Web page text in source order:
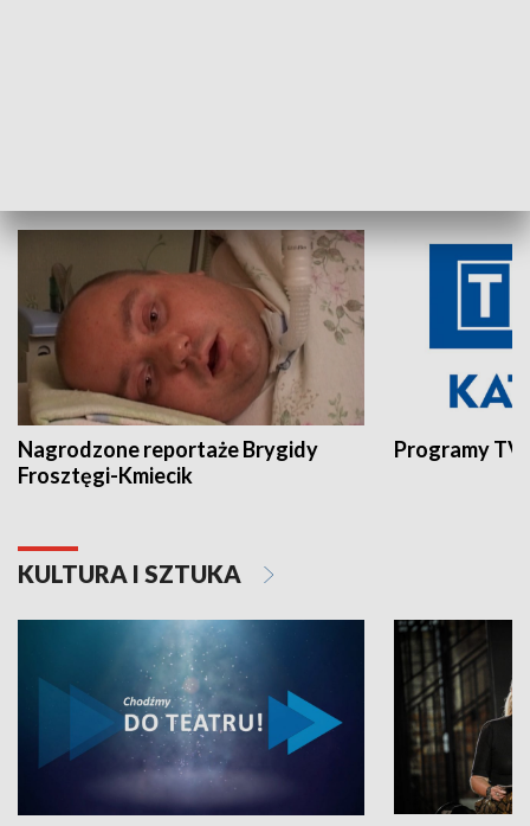
Nagrodzone reportaże Brygidy
Frosztęgi-Kmiecik
Programy
KULTURA I SZTUKA